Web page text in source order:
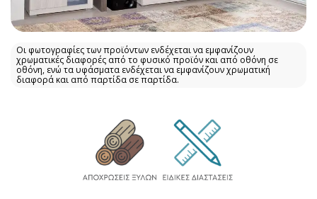
Οι φωτογραφίες των προϊόντων ενδέχεται να εμφανίζουν
χρωματικές διαφορές από το φυσικό προϊόν και από οθόνη σε
οθόνη, ενώ τα υφάσματα ενδέχεται να εμφανίζουν χρωματική
διαφορά και από παρτίδα σε παρτίδα.